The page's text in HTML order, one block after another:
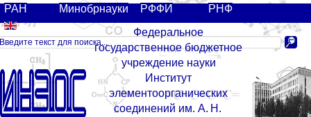
РАН Минобрнауки РФФИ
РНФ
Федеральное
государственное бюджетное
учреждение науки
Институт
элементоорганических
соединений им. А. Н.